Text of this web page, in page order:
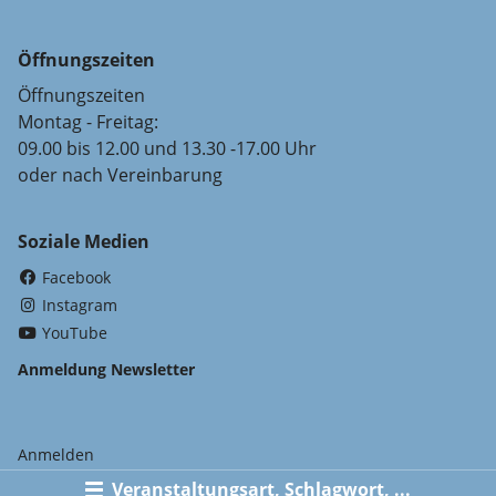
Veranstaltungsart, Schlagwort, ...
Öffnungszeiten
Öffnungszeiten
Montag - Freitag:
09.00 bis 12.00 und 13.30 -17.00 Uhr
oder nach Vereinbarung
Soziale Medien
Facebook
Instagram
YouTube
Anmeldung Newsletter
Anmelden